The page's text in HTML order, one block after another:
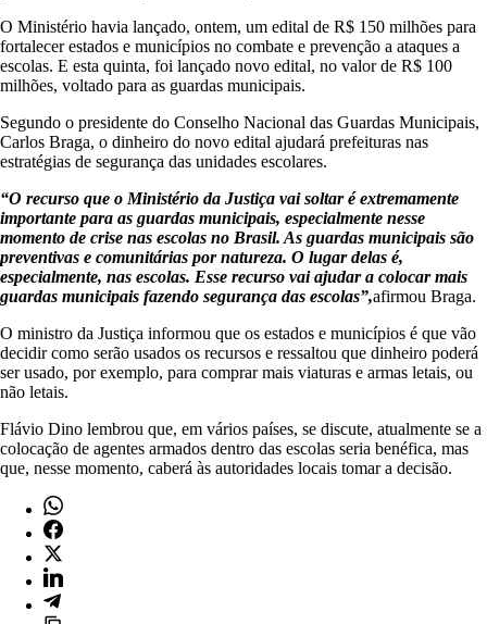
O Ministério havia lançado, ontem, um edital de R$ 150 milhões para
fortalecer estados e municípios no combate e prevenção a ataques a
escolas. E esta quinta, foi lançado novo edital, no valor de R$ 100
milhões, voltado para as guardas municipais.
Segundo o presidente do Conselho Nacional das Guardas Municipais,
Carlos Braga, o dinheiro do novo edital ajudará prefeituras nas
estratégias de segurança das unidades escolares.
“O recurso que o Ministério da Justiça vai soltar é extremamente
importante para as guardas municipais, especialmente nesse
momento de crise nas escolas no Brasil. As guardas municipais são
preventivas e comunitárias por natureza. O lugar delas é,
especialmente, nas escolas. Esse recurso vai ajudar a colocar mais
guardas municipais fazendo segurança das escolas”,afirmou Braga.
O ministro da Justiça informou que os estados e municípios é que vão
decidir como serão usados os recursos e ressaltou que dinheiro poderá
ser usado, por exemplo, para comprar mais viaturas e armas letais, ou
não letais.
Flávio Dino lembrou que, em vários países, se discute, atualmente se a
colocação de agentes armados dentro das escolas seria benéfica, mas
que, nesse momento, caberá às autoridades locais tomar a decisão.